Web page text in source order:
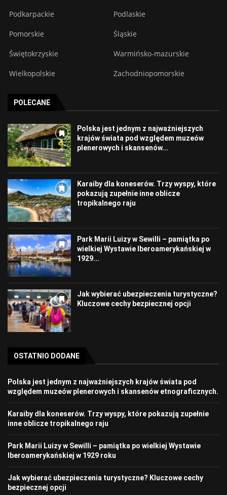
Podkarpackie Podlaskie
Pomorskie Śląskie
Świętokrzyskie Warmińsko-mazurskie
Wielkopolskie Zachodniopomorskie
POLECANE
Polska jest jednym z najważniejszych
krajów świata pod względem muzeów
plenerowych i skansenów...
Karaiby dla koneserów. Trzy wyspy, które
pokazują zupełnie inne oblicze
tropikalnego raju
Park Marii Luizy w Sewilli – pamiątka po
wielkiej Wystawie Iberoamerykańskiej w
1929...
Jak wybierać ubezpieczenia turystyczne?
Kluczowe cechy bezpiecznej opcji
OSTATNIO DODANE
Polska jest jednym z najważniejszych krajów świata pod
względem muzeów plenerowych i skansenów etnograficznych.
Karaiby dla koneserów. Trzy wyspy, które pokazują zupełnie
inne oblicze tropikalnego raju
Park Marii Luizy w Sewilli – pamiątka po wielkiej Wystawie
Iberoamerykańskiej w 1929 roku
Jak wybierać ubezpieczenia turystyczne? Kluczowe cechy
bezpiecznej opcji